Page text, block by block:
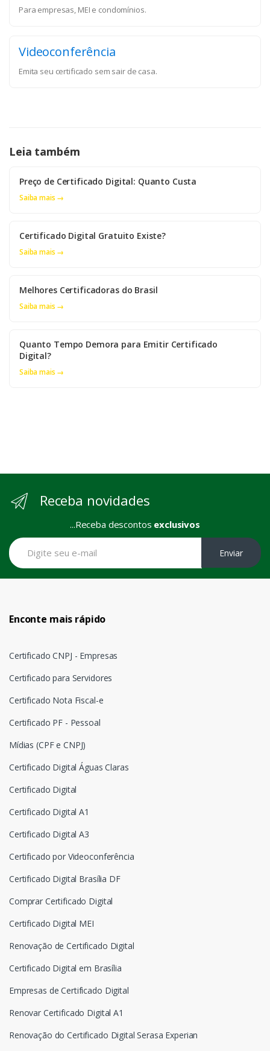
Para empresas, MEI e condomínios.
Videoconferência
Emita seu certificado sem sair de casa.
Leia também
Preço de Certificado Digital: Quanto Custa
Saiba mais →
Certificado Digital Gratuito Existe?
Saiba mais →
Melhores Certificadoras do Brasil
Saiba mais →
Quanto Tempo Demora para Emitir Certificado
Digital?
Saiba mais →
Receba novidades
...Receba descontos exclusivos
Enviar
Enconte mais rápido
Certificado CNPJ - Empresas
Certificado para Servidores
Certificado Nota Fiscal-e
Certificado PF - Pessoal
Mídias (CPF e CNPJ)
Certificado Digital Águas Claras
Certificado Digital
Certificado Digital A1
Certificado Digital A3
Certificado por Videoconferência
Certificado Digital Brasília DF
Comprar Certificado Digital
Certificado Digital MEI
Renovação de Certificado Digital
Certificado Digital em Brasília
Empresas de Certificado Digital
Renovar Certificado Digital A1
Renovação do Certificado Digital Serasa Experian